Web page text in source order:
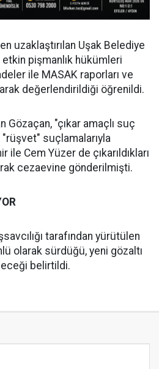
uzaklaştırılan Uşak Belediye
etkin pişmanlık hükümleri
ile MASAK raporları ve
değerlendirildiği öğrenildi.
Gözaçan, "çıkar amaçlı suç
suçlamalarıyla
ile Cem Yüzer de çıkarıldıkları
cezaevine gönderilmişti.
tarafından yürütülen
olarak sürdüğü, yeni gözaltı
belirtildi.